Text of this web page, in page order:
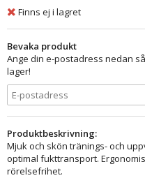
Finns ej i lagret
Bevaka produkt
Ange din e-postadress nedan
lager!
Produktbeskrivning:
Mjuk och skön tränings- och
optimal fukttransport.
rörelsefrihet.